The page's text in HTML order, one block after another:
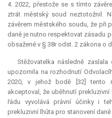
4. 2022, přestože se s tímto
ztrát městský soud neztotožnil.
závěrem městského soudu, že při
daně je nutno respektovat zásadu
obsažené v § 38r odst. 2 zákona o
Stěžovatelka následně
upozornila na rozhodnutí
2020, v jehož bodě [32] tento
akceptoval, že uběhnutí
řádu vyvolává právní účinky i
prekluzivní lhůta pro stanovení